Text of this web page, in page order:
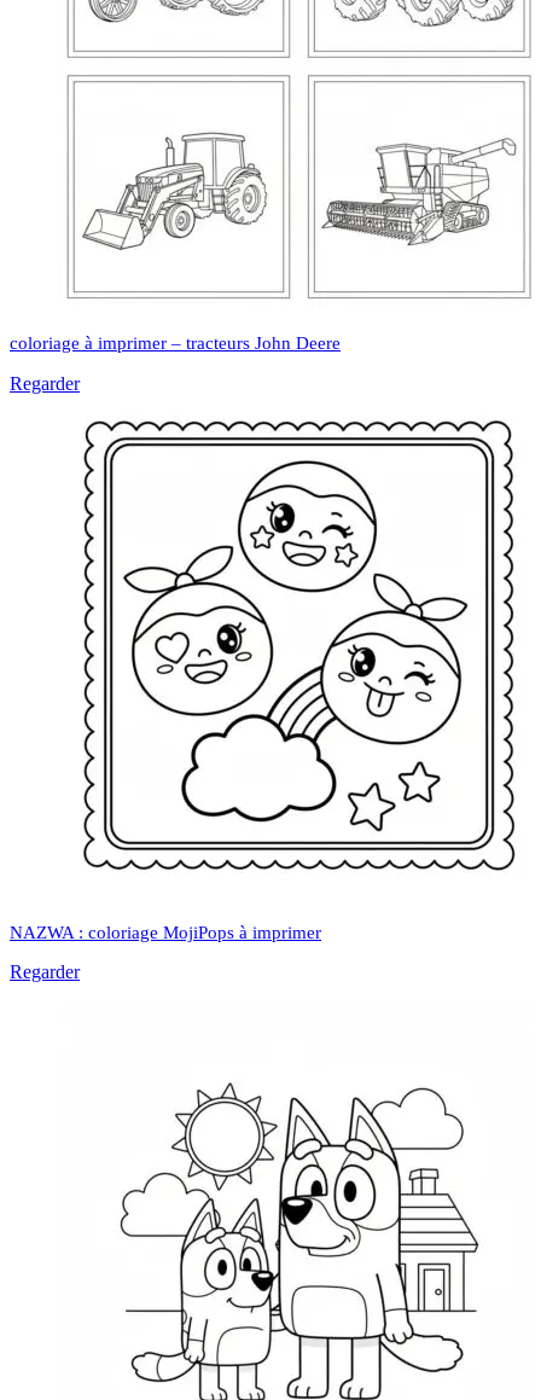
coloriage à imprimer – tracteurs John Deere
Regarder
NAZWA : coloriage MojiPops à imprimer
Regarder